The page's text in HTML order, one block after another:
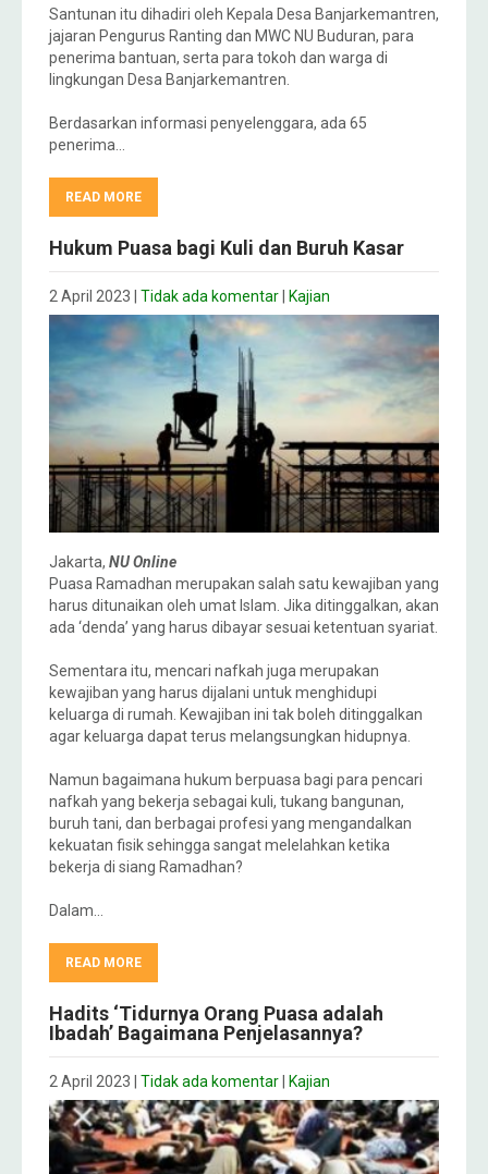
Santunan itu dihadiri oleh Kepala Desa Banjarkemantren,
jajaran Pengurus Ranting dan MWC NU Buduran, para
penerima bantuan, serta para tokoh dan warga di
lingkungan Desa Banjarkemantren.
Berdasarkan informasi penyelenggara, ada 65
penerima…
READ MORE
Hukum Puasa bagi Kuli dan Buruh Kasar
2 April 2023 Tidak ada komentar Kajian
Jakarta, NU Online
Puasa Ramadhan merupakan salah satu kewajiban yang
harus ditunaikan oleh umat Islam. Jika ditinggalkan, akan
ada ‘denda’ yang harus dibayar sesuai ketentuan syariat.
Sementara itu, mencari nafkah juga merupakan
kewajiban yang harus dijalani untuk menghidupi
keluarga di rumah. Kewajiban ini tak boleh ditinggalkan
agar keluarga dapat terus melangsungkan hidupnya.
Namun bagaimana hukum berpuasa bagi para pencari
nafkah yang bekerja sebagai kuli, tukang bangunan,
buruh tani, dan berbagai profesi yang mengandalkan
kekuatan fisik sehingga sangat melelahkan ketika
bekerja di siang Ramadhan?
Dalam…
READ MORE
Hadits ‘Tidurnya Orang Puasa adalah
Ibadah’ Bagaimana Penjelasannya?
2 April 2023 Tidak ada komentar Kajian